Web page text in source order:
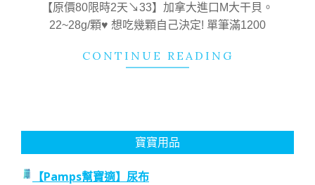
【原價80限時2天↘33】加拿大進口M大干貝。
22~28g/顆♥ 想吃幾顆自己決定! 單筆滿1200
CONTINUE READING
寶寶用品
【Pamps幫寶適】尿布